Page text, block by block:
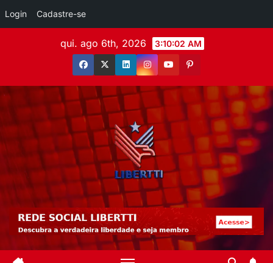
Login Cadastre-se
qui. ago 6th, 2026 3:10:04 AM